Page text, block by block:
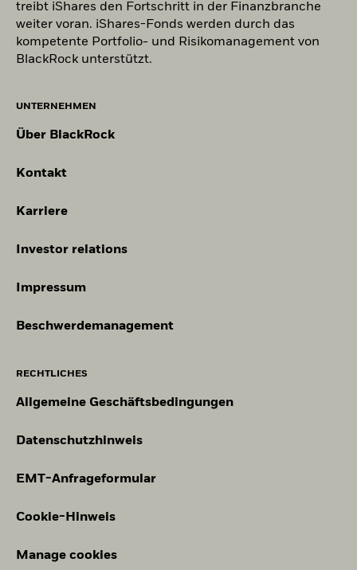
treibt iShares den Fortschritt in der Finanzbranche
weiter voran. iShares-Fonds werden durch das
kompetente Portfolio- und Risikomanagement von
BlackRock unterstützt.
UNTERNEHMEN
Über BlackRock
Kontakt
Karriere
Investor relations
Impressum
Beschwerdemanagement
RECHTLICHES
Allgemeine Geschäftsbedingungen
Datenschutzhinweis
EMT-Anfrageformular
Cookie-Hinweis
Manage cookies